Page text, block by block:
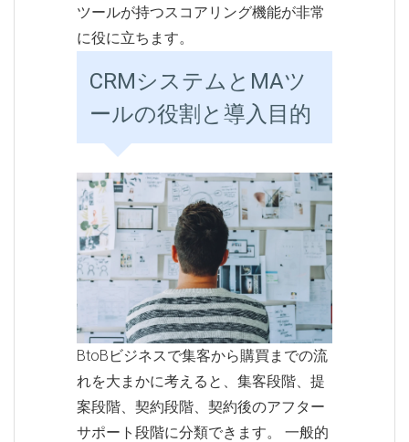
ツールが持つスコアリング機能が非常
に役に立ちます。
CRMシステムとMAツ
ールの役割と導入目的
BtoBビジネスで集客から購買までの流
れを大まかに考えると、集客段階、提
案段階、契約段階、契約後のアフター
サポート段階に分類できます。 一般的